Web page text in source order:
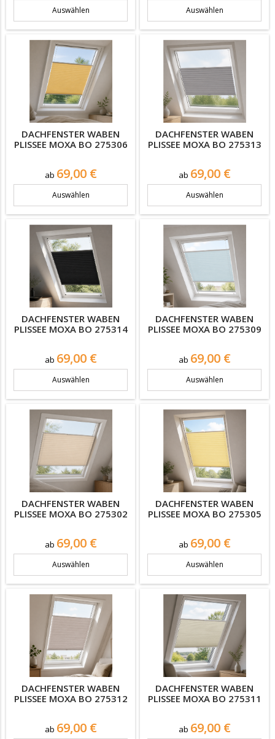
Auswählen Auswählen
DACHFENSTER WABEN
PLISSEE MOXA BO 275306
ab Preis
69,00 €
Auswählen
DACHFENSTER WABEN
PLISSEE MOXA BO 275313
ab Preis
69,00 €
Auswählen
DACHFENSTER WABEN
PLISSEE MOXA BO 275314
ab Preis
69,00 €
Auswählen
DACHFENSTER WABEN
PLISSEE MOXA BO 275309
ab Preis
69,00 €
Auswählen
DACHFENSTER WABEN
PLISSEE MOXA BO 275302
ab Preis
69,00 €
Auswählen
DACHFENSTER WABEN
PLISSEE MOXA BO 275305
ab Preis
69,00 €
Auswählen
DACHFENSTER WABEN
PLISSEE MOXA BO 275312
ab Preis
69,00 €
DACHFENSTER WABEN
PLISSEE MOXA BO 275311
ab Preis
69,00 €